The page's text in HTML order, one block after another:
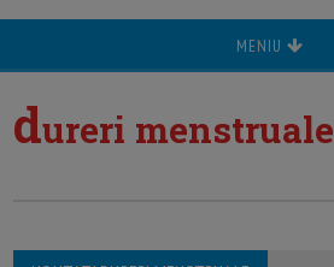
MENIU
dureri menstruale